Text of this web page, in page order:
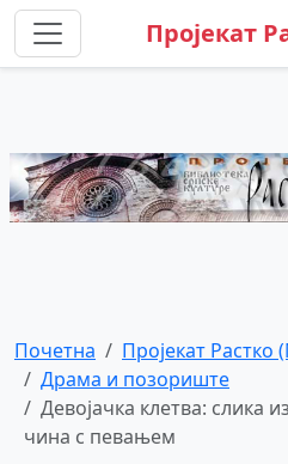
Пројекат
Почетна
Пројекат Растко
Драма и позориште
Девојачка клетва: слика
чина с певањем